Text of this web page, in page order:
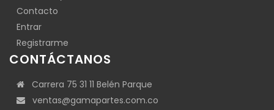
Contacto
Entrar
Registrarme
CONTÁCTANOS
Carrera 75 31 11 Belén Parque
ventas@gamapartes.com.co